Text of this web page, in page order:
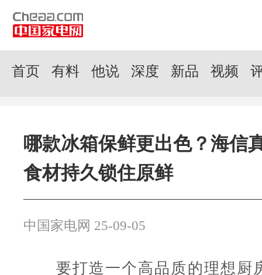
首页 有料 他说 深度 新品 视频
哪款冰箱保鲜更出色？海信
食材持久锁住原鲜
中国家电网 25-09-05
要打造一个高品质的理想厨